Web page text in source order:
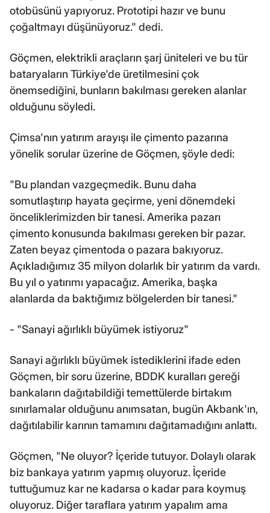
otobüsünü yapıyoruz. Prototipi hazır ve bunu
çoğaltmayı düşünüyoruz." dedi.
Göçmen, elektrikli araçların şarj üniteleri ve bu tür
bataryaların Türkiye'de üretilmesini çok
önemsediğini, bunların bakılması gereken alanlar
olduğunu söyledi.
Çimsa'nın yatırım arayışı ile çimento pazarına
yönelik sorular üzerine de Göçmen, şöyle dedi:
"Bu plandan vazgeçmedik. Bunu daha
somutlaştırıp hayata geçirme, yeni dönemdeki
önceliklerimizden bir tanesi. Amerika pazarı
çimento konusunda bakılması gereken bir pazar.
Zaten beyaz çimentoda o pazara bakıyoruz.
Açıkladığımız 35 milyon dolarlık bir yatırım da vardı.
Bu yıl o yatırımı yapacağız. Amerika, başka
alanlarda da baktığımız bölgelerden bir tanesi."
- "Sanayi ağırlıklı büyümek istiyoruz"
Sanayi ağırlıklı büyümek istediklerini ifade eden
Göçmen, bir soru üzerine, BDDK kuralları gereği
bankaların dağıtabildiği temettülerde birtakım
sınırlamalar olduğunu anımsatan, bugün Akbank'ın,
dağıtılabilir karının tamamını dağıtamadığını anlattı.
Göçmen, "Ne oluyor? İçeride tutuyor. Dolaylı olarak
biz bankaya yatırım yapmış oluyoruz. İçeride
tuttuğumuz kar ne kadarsa o kadar para koymuş
oluyoruz. Diğer taraflara yatırım yapalım ama